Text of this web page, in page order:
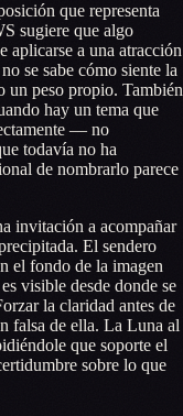
que representa
sugiere que algo
aplicarse a una atracción
se sabe cómo siente la
un peso propio. También
hay un tema que
— no
todavía no ha
de nombrarlo parece
invitación a acompañar
El sendero
el fondo de la imagen
visible desde donde se
la claridad antes de
falsa de ella. La Luna al
que soporte el
sobre lo que